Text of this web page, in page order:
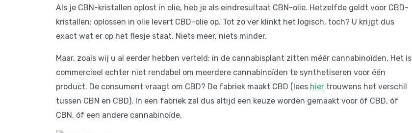
Als je CBN-kristallen oplost in olie, heb je als eindresultaat CBN-olie. Hetzelfde geldt voor CBD-
kristallen: oplossen in olie levert CBD-olie op. Tot zo ver klinkt het logisch, toch? U krijgt dus
exact wat er op het flesje staat. Niets meer, niets minder.
Maar, zoals wij u al eerder hebben verteld: in de cannabisplant zitten méér cannabinoïden. Het is
commercieel echter niet rendabel om meerdere cannabinoïden te synthetiseren voor één
product. De consument vraagt om CBD? De fabriek maakt CBD (lees hier trouwens het verschil
tussen CBN en CBD). In een fabriek zal dus altijd een keuze worden gemaakt voor óf CBD, óf
CBN, óf een andere cannabinoïde.